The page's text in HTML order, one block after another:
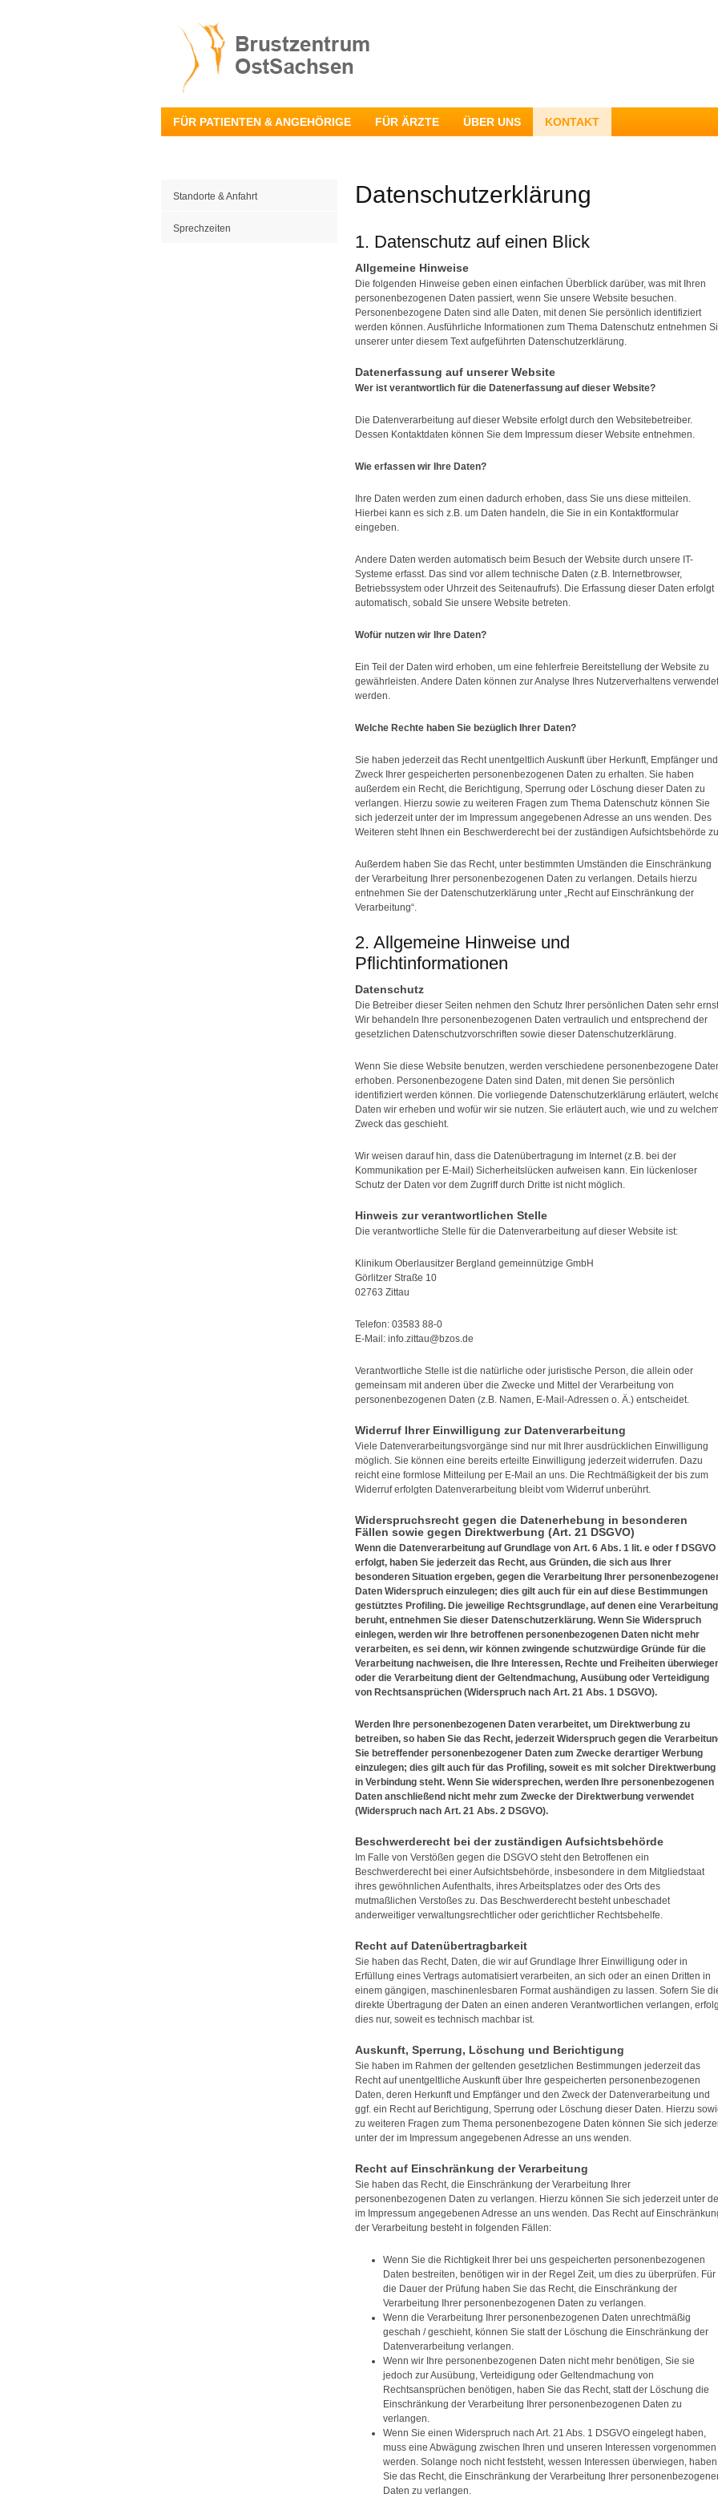
FÜR PATIENTEN & ANGEHÖRIGE FÜR ÄRZTE ÜBER UNS KONTAKT
Standorte & Anfahrt
Sprechzeiten
Datenschutzerklärung
1. Datenschutz auf einen Blick
Allgemeine Hinweise
Die folgenden Hinweise geben einen einfachen Überblick darüber, was mit Ihren
personenbezogenen Daten passiert, wenn Sie unsere Website besuchen.
Personenbezogene Daten sind alle Daten, mit denen Sie persönlich identifiziert
werden können. Ausführliche Informationen zum Thema Datenschutz entnehmen
unserer unter diesem Text aufgeführten Datenschutzerklärung.
Datenerfassung auf unserer Website
Wer ist verantwortlich für die Datenerfassung auf dieser Website?
Die Datenverarbeitung auf dieser Website erfolgt durch den Websitebetreiber.
Dessen Kontaktdaten können Sie dem Impressum dieser Website entnehmen.
Wie erfassen wir Ihre Daten?
Ihre Daten werden zum einen dadurch erhoben, dass Sie uns diese mitteilen.
Hierbei kann es sich z.B. um Daten handeln, die Sie in ein Kontaktformular
eingeben.
Andere Daten werden automatisch beim Besuch der Website durch unsere IT-
Systeme erfasst. Das sind vor allem technische Daten (z.B. Internetbrowser,
Betriebssystem oder Uhrzeit des Seitenaufrufs). Die Erfassung dieser Daten erfolgt
automatisch, sobald Sie unsere Website betreten.
Wofür nutzen wir Ihre Daten?
Ein Teil der Daten wird erhoben, um eine fehlerfreie Bereitstellung der Website zu
gewährleisten. Andere Daten können zur Analyse Ihres Nutzerverhaltens verwendet
werden.
Welche Rechte haben Sie bezüglich Ihrer Daten?
Sie haben jederzeit das Recht unentgeltlich Auskunft über Herkunft, Empfänger und
Zweck Ihrer gespeicherten personenbezogenen Daten zu erhalten. Sie haben
außerdem ein Recht, die Berichtigung, Sperrung oder Löschung dieser Daten zu
verlangen. Hierzu sowie zu weiteren Fragen zum Thema Datenschutz können Sie
sich jederzeit unter der im Impressum angegebenen Adresse an uns wenden. Des
Weiteren steht Ihnen ein Beschwerderecht bei der zuständigen Aufsichtsbehörde
Außerdem haben Sie das Recht, unter bestimmten Umständen die Einschränkung
der Verarbeitung Ihrer personenbezogenen Daten zu verlangen. Details hierzu
entnehmen Sie der Datenschutzerklärung unter „Recht auf Einschränkung der
Verarbeitung“.
2. Allgemeine Hinweise und
Pflichtinformationen
Datenschutz
Die Betreiber dieser Seiten nehmen den Schutz Ihrer persönlichen Daten sehr
Wir behandeln Ihre personenbezogenen Daten vertraulich und entsprechend der
gesetzlichen Datenschutzvorschriften sowie dieser Datenschutzerklärung.
Wenn Sie diese Website benutzen, werden verschiedene personenbezogene
erhoben. Personenbezogene Daten sind Daten, mit denen Sie persönlich
identifiziert werden können. Die vorliegende Datenschutzerklärung erläutert,
Daten wir erheben und wofür wir sie nutzen. Sie erläutert auch, wie und zu
Zweck das geschieht.
Wir weisen darauf hin, dass die Datenübertragung im Internet (z.B. bei der
Kommunikation per E-Mail) Sicherheitslücken aufweisen kann. Ein lückenloser
Schutz der Daten vor dem Zugriff durch Dritte ist nicht möglich.
Hinweis zur verantwortlichen Stelle
Die verantwortliche Stelle für die Datenverarbeitung auf dieser Website ist:
Klinikum Oberlausitzer Bergland gemeinnützige GmbH
Görlitzer Straße 10
02763 Zittau
Telefon: 03583 88-0
E-Mail: info.zittau@bzos.de
Verantwortliche Stelle ist die natürliche oder juristische Person, die allein oder
gemeinsam mit anderen über die Zwecke und Mittel der Verarbeitung von
personenbezogenen Daten (z.B. Namen, E-Mail-Adressen o. Ä.) entscheidet.
Widerruf Ihrer Einwilligung zur Datenverarbeitung
Viele Datenverarbeitungsvorgänge sind nur mit Ihrer ausdrücklichen Einwilligung
möglich. Sie können eine bereits erteilte Einwilligung jederzeit widerrufen. Dazu
reicht eine formlose Mitteilung per E-Mail an uns. Die Rechtmäßigkeit der bis zum
Widerruf erfolgten Datenverarbeitung bleibt vom Widerruf unberührt.
Widerspruchsrecht gegen die Datenerhebung in besonderen
Fällen sowie gegen Direktwerbung (Art. 21 DSGVO)
Wenn die Datenverarbeitung auf Grundlage von Art. 6 Abs. 1 lit. e oder f DSGVO
erfolgt, haben Sie jederzeit das Recht, aus Gründen, die sich aus Ihrer
besonderen Situation ergeben, gegen die Verarbeitung Ihrer
Daten Widerspruch einzulegen; dies gilt auch für ein auf diese Bestimmungen
gestütztes Profiling. Die jeweilige Rechtsgrundlage, auf denen eine Verarbeitung
beruht, entnehmen Sie dieser Datenschutzerklärung. Wenn Sie Widerspruch
einlegen, werden wir Ihre betroffenen personenbezogenen Daten nicht mehr
verarbeiten, es sei denn, wir können zwingende schutzwürdige Gründe für die
Verarbeitung nachweisen, die Ihre Interessen, Rechte und Freiheiten
oder die Verarbeitung dient der Geltendmachung, Ausübung oder Verteidigung
von Rechtsansprüchen (Widerspruch nach Art. 21 Abs. 1 DSGVO).
Werden Ihre personenbezogenen Daten verarbeitet, um Direktwerbung zu
betreiben, so haben Sie das Recht, jederzeit Widerspruch gegen die
Sie betreffender personenbezogener Daten zum Zwecke derartiger Werbung
einzulegen; dies gilt auch für das Profiling, soweit es mit solcher Direktwerbung
in Verbindung steht. Wenn Sie widersprechen, werden Ihre personenbezogenen
Daten anschließend nicht mehr zum Zwecke der Direktwerbung verwendet
(Widerspruch nach Art. 21 Abs. 2 DSGVO).
Beschwerderecht bei der zuständigen Aufsichtsbehörde
Im Falle von Verstößen gegen die DSGVO steht den Betroffenen ein
Beschwerderecht bei einer Aufsichtsbehörde, insbesondere in dem Mitgliedstaat
ihres gewöhnlichen Aufenthalts, ihres Arbeitsplatzes oder des Orts des
mutmaßlichen Verstoßes zu. Das Beschwerderecht besteht unbeschadet
anderweitiger verwaltungsrechtlicher oder gerichtlicher Rechtsbehelfe.
Recht auf Datenübertragbarkeit
Sie haben das Recht, Daten, die wir auf Grundlage Ihrer Einwilligung oder in
Erfüllung eines Vertrags automatisiert verarbeiten, an sich oder an einen Dritten in
einem gängigen, maschinenlesbaren Format aushändigen zu lassen. Sofern Sie
direkte Übertragung der Daten an einen anderen Verantwortlichen verlangen,
dies nur, soweit es technisch machbar ist.
Auskunft, Sperrung, Löschung und Berichtigung
Sie haben im Rahmen der geltenden gesetzlichen Bestimmungen jederzeit das
Recht auf unentgeltliche Auskunft über Ihre gespeicherten personenbezogenen
Daten, deren Herkunft und Empfänger und den Zweck der Datenverarbeitung und
ggf. ein Recht auf Berichtigung, Sperrung oder Löschung dieser Daten. Hierzu
zu weiteren Fragen zum Thema personenbezogene Daten können Sie sich
unter der im Impressum angegebenen Adresse an uns wenden.
Recht auf Einschränkung der Verarbeitung
Sie haben das Recht, die Einschränkung der Verarbeitung Ihrer
personenbezogenen Daten zu verlangen. Hierzu können Sie sich jederzeit unter
im Impressum angegebenen Adresse an uns wenden. Das Recht auf
der Verarbeitung besteht in folgenden Fällen:
Wenn Sie die Richtigkeit Ihrer bei uns gespeicherten personenbezogenen
Daten bestreiten, benötigen wir in der Regel Zeit, um dies zu überprüfen. Für
die Dauer der Prüfung haben Sie das Recht, die Einschränkung der
Verarbeitung Ihrer personenbezogenen Daten zu verlangen.
Wenn die Verarbeitung Ihrer personenbezogenen Daten unrechtmäßig
geschah / geschieht, können Sie statt der Löschung die Einschränkung der
Datenverarbeitung verlangen.
Wenn wir Ihre personenbezogenen Daten nicht mehr benötigen, Sie sie
jedoch zur Ausübung, Verteidigung oder Geltendmachung von
Rechtsansprüchen benötigen, haben Sie das Recht, statt der Löschung die
Einschränkung der Verarbeitung Ihrer personenbezogenen Daten zu
verlangen.
Wenn Sie einen Widerspruch nach Art. 21 Abs. 1 DSGVO eingelegt haben,
muss eine Abwägung zwischen Ihren und unseren Interessen vorgenommen
werden. Solange noch nicht feststeht, wessen Interessen überwiegen, haben
Sie das Recht, die Einschränkung der Verarbeitung Ihrer
Daten zu verlangen.